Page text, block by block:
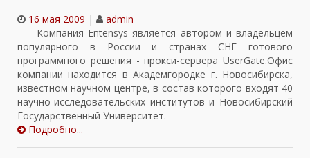
16 мая 2009 |
admin
Компания Entensys является автором и владельцем
популярного в России и странах СНГ готового
программного решения - прокси-сервера UserGate.Офис
компании находится в Академгородке г. Новосибирска,
известном научном центре, в состав которого входят 40
научно-исследовательских институтов и Новосибирский
Государственный Университет.
Подробно...